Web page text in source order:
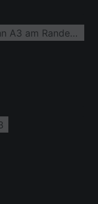
Dorf - Ansicht hinter der Autobahn A3 am Rande von landwirtschaftlichen Feldern und Nutzflächen